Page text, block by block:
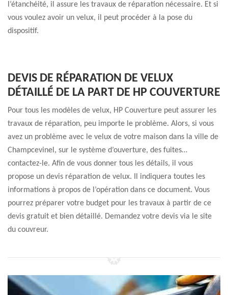
l’étanchéité, il assure les travaux de réparation nécessaire. Et si
vous voulez avoir un velux, il peut procéder à la pose du
dispositif.
DEVIS DE RÉPARATION DE VELUX
DÉTAILLÉ DE LA PART DE HP COUVERTURE
Pour tous les modèles de velux, HP Couverture peut assurer les
travaux de réparation, peu importe le problème. Alors, si vous
avez un problème avec le velux de votre maison dans la ville de
Champcevinel, sur le système d’ouverture, des fuites…
contactez-le. Afin de vous donner tous les détails, il vous
propose un devis réparation de velux. Il indiquera toutes les
informations à propos de l’opération dans ce document. Vous
pourrez préparer votre budget pour les travaux à partir de ce
devis gratuit et bien détaillé. Demandez votre devis via le site
du couvreur.